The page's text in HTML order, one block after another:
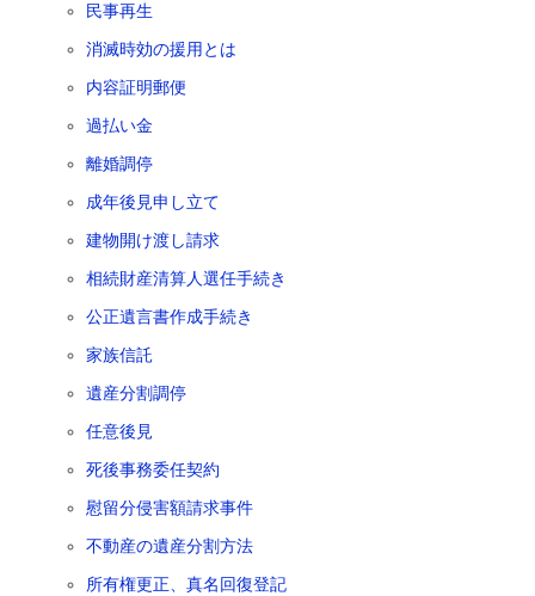
民事再生
消滅時効の援用とは
内容証明郵便
過払い金
離婚調停
成年後見申し立て
建物開け渡し請求
相続財産清算人選任手続き
公正遺言書作成手続き
家族信託
遺産分割調停
任意後見
死後事務委任契約
慰留分侵害額請求事件
不動産の遺産分割方法
所有権更正、真名回復登記